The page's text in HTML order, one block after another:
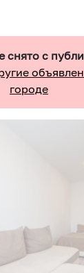
снято с
городе